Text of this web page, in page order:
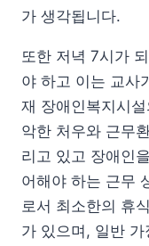
가 생각됩니다.
또한 저녁 7시가
야 하고 이는 교사
재 장애인복지시
악한 처우와 근무
리고 있고 장애인
어해야 하는 근무
로서 최소한의 휴
가 있으며, 일반